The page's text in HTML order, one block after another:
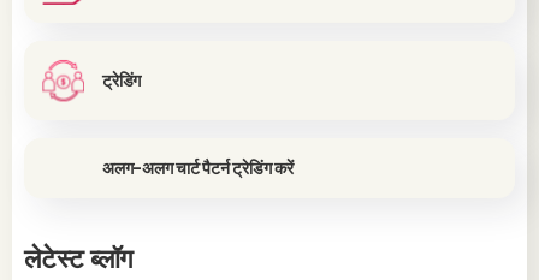
ट्रेडिंग
अलग-अलग चार्ट पैटर्न ट्रेडिंग करें
लेटेस्ट ब्लॉग